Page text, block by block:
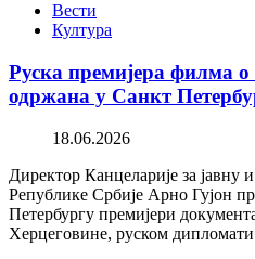
Вести
Култура
Руска премијера филма
одржана у Санкт
18.06.2026
Директор Канцеларије за јавну
Републике Србије Арно Гујон
Петербургу премијери
Херцеговине, руском